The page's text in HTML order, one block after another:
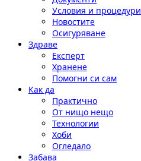
Условия и процедури
Новостите
Осигуряване
Здраве
Експерт
Хранене
Помогни си сам
Как да
Практично
От нищо нещо
Технологии
Хоби
Огледало
Забава